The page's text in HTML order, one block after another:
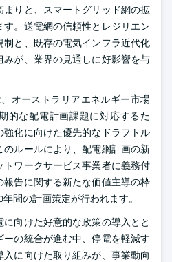
まりと、スマートグリッド網の拡
。送電網の信頼性とレジリエン
制と、既存の電気インフラ近代化
みが、業界の見通しに好影響を与
オーストラリアエネルギー市場
的な配電計画課題に対応するた
化に向けた優先的なドラフトル
のルールにより、配電網計画の新
トワークサービス事業者に義務付
報告に関する新たな価値主導の枠
間の計画策定が行われます。
向けた好意的な政策の導入とと
ーの統合が進む中、停電を軽減す
に向けた取り組みが、事業動向